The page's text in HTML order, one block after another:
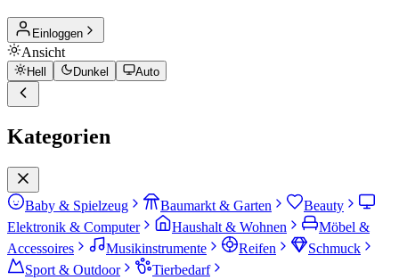
Einloggen
Ansicht
Hell Dunkel Auto
Kategorien
Baby & Spielzeug Baumarkt & Garten
Beauty
Elektronik & Computer
Haushalt & Wohnen
Möbel &
Accessoires
Musikinstrumente Reifen
Schmuck
Sport & Outdoor
Tierbedarf